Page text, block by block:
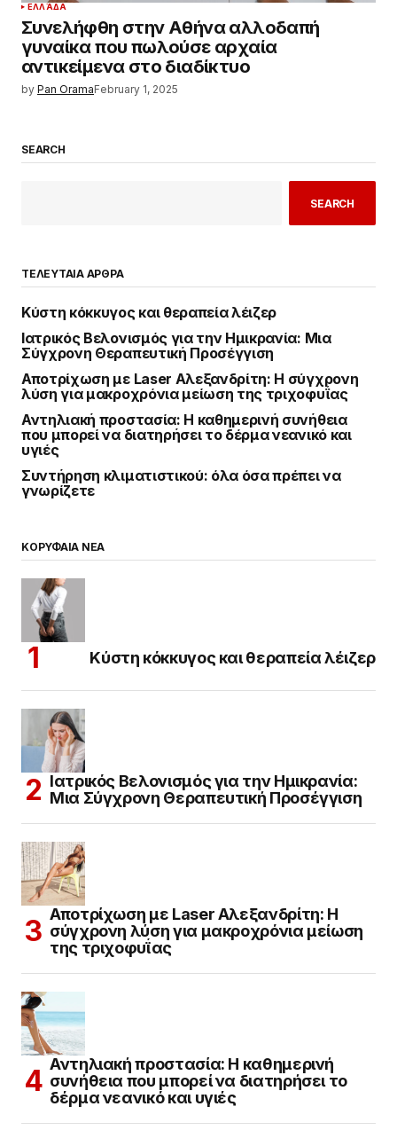
ΕΛΛΆΔΑ
Συνελήφθη στην Αθήνα αλλοδαπή
γυναίκα που πωλούσε αρχαία
αντικείμενα στο διαδίκτυο
by Pan OramaFebruary 1, 2025
SEARCH
SEARCH
ΤΕΛΕΥΤΑΙΑ ΑΡΘΡΑ
Κύστη κόκκυγος και θεραπεία λέιζερ
Ιατρικός Βελονισμός για την Ημικρανία: Μια
Σύγχρονη Θεραπευτική Προσέγγιση
Αποτρίχωση με Laser Αλεξανδρίτη: Η σύγχρονη
λύση για μακροχρόνια μείωση της τριχοφυΐας
Αντηλιακή προστασία: Η καθημερινή συνήθεια
που μπορεί να διατηρήσει το δέρμα νεανικό και
υγιές
Συντήρηση κλιματιστικού: όλα όσα πρέπει να
γνωρίζετε
ΚΟΡΥΦΑΙΑ ΝΕΑ
Κύστη κόκκυγος και θεραπεία λέιζερ
Ιατρικός Βελονισμός για την Ημικρανία:
Μια Σύγχρονη Θεραπευτική Προσέγγιση
Αποτρίχωση με Laser Αλεξανδρίτη: Η
σύγχρονη λύση για μακροχρόνια μείωση
της τριχοφυΐας
Αντηλιακή προστασία: Η καθημερινή
συνήθεια που μπορεί να διατηρήσει το
δέρμα νεανικό και υγιές